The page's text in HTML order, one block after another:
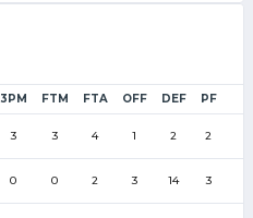
3PM FTM FTA OFF DEF PF
3 3 4 1 2 2
0 0 2 3 14 3